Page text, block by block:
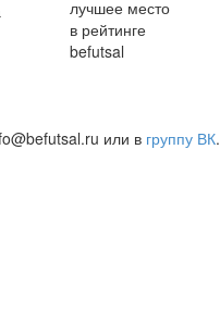
лучшее место
в рейтинге
befutsal
или в группу ВК.